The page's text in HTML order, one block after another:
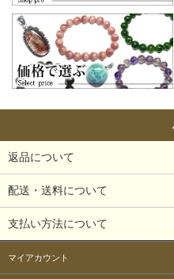
返品について
配送・送料について
支払い方法について
マイアカウント